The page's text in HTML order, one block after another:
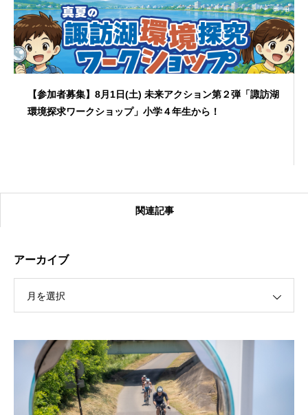
【参加者募集】8月1日(土) 未来アクション第２弾「諏訪湖
環境探求ワークショップ」小学４年生から！
【受付終了】2026大会同日開催！カヤックに乗って諏訪
関連記事
アーカイブ
月を選択